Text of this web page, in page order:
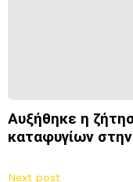
Αυξήθηκε η
καταφυγίων
Next post